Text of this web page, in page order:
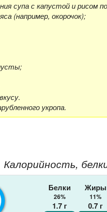
супа с капустой и рисом
(например, окорочок);
укропа.
Калорийность,
Белки
26%
1.7 г
Жиры
11%
0.7 г